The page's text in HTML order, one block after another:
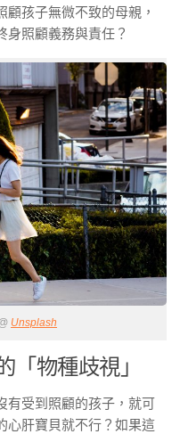
孩子無微不致的母親，
身照顧義務與責任？
Unsplash
「物種歧視」
有受到照顧的孩子，就可
心肝寶貝就不行？如果這